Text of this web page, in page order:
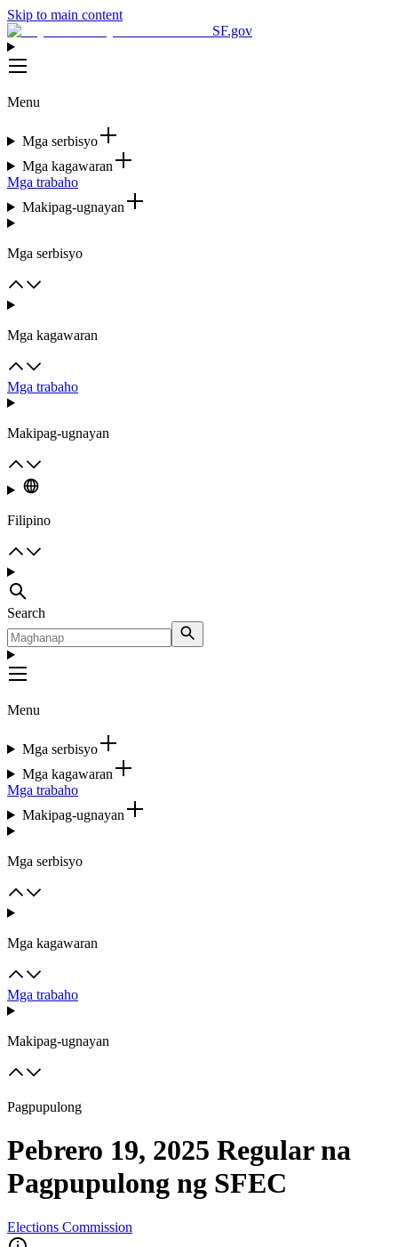
Skip to main content
SF.gov
Menu
Mga serbisyo
Mga kagawaran
Mga trabaho
Makipag-ugnayan
Mga serbisyo
Mga kagawaran
Mga trabaho
Makipag-ugnayan
Filipino
Search
Menu
Mga serbisyo
Mga kagawaran
Mga trabaho
Makipag-ugnayan
Mga serbisyo
Mga kagawaran
Mga trabaho
Makipag-ugnayan
Pagpupulong
Pebrero 19, 2025 Regular na
Pagpupulong ng SFEC
Elections Commission